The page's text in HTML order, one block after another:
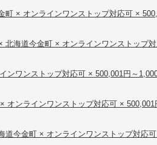
町 × オンラインワンストップ対応可 ×
北海道今金町 × オンラインワンストップ
ンワンストップ対応可 × 500,001円～
オンラインワンストップ対応可 × 500,001
道今金町 × オンラインワンストップ対応